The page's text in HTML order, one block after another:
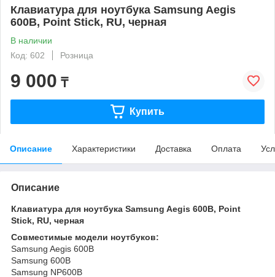
Клавиатура для ноутбука Samsung Aegis
600B, Point Stick, RU, черная
В наличии
Код: 602
Розница
9 000 ₸
Купить
Описание Характеристики Доставка Оплата
Описание
Клавиатура для ноутбука Samsung Aegis 600B, Point
Stick, RU, черная
Совместимые модели ноутбуков:
Samsung Aegis 600B
Samsung 600B
Samsung NP600B